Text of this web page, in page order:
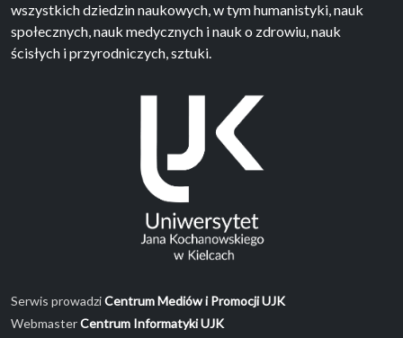
wszystkich dziedzin naukowych, w tym humanistyki, nauk
społecznych, nauk medycznych i nauk o zdrowiu, nauk
ścisłych i przyrodniczych, sztuki.
Serwis prowadziCentrum Mediów i Promocji UJK
WebmasterCentrum Informatyki UJK